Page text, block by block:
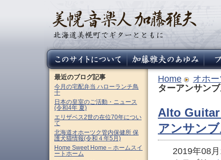
Home
オホ
ターアンサン
Alto Guitar
アンサン
2019年08
最近のブログ記事
今月の宅配弁当 ハローランチ鳥
十
日本の皇室のご活動・ニュース
(令和4年 夏)
エリザベス2世の在位70年につい
て
北海道オホーツク管内保健所 保
護犬猫情報(令和４年5月)
Home Sweet Home – ホームスイ
ートホーム